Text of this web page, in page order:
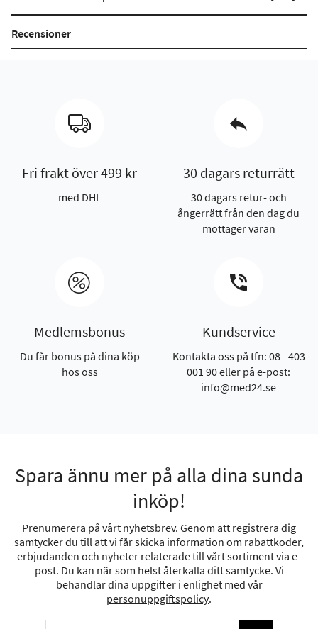
Recensioner
Fri frakt över 499 kr
med DHL
30 dagars returrätt
30 dagars retur- och
ångerrätt från den dag du
mottager varan
Medlemsbonus
Du får bonus på dina köp
hos oss
Kundservice
Kontakta oss på tfn: 08 - 403
001 90 eller på e-post:
info@med24.se
Spara ännu mer på alla dina sunda
inköp!
Prenumerera på vårt nyhetsbrev. Genom att registrera dig
samtycker du till att vi får skicka information om rabattkoder,
erbjudanden och nyheter relaterade till vårt sortiment via e-
post. Du kan när som helst återkalla ditt samtycke. Vi
behandlar dina uppgifter i enlighet med vår
personuppgiftspolicy.